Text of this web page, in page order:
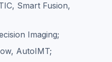
Smart Fusion,
Imaging;
AutoIMT;